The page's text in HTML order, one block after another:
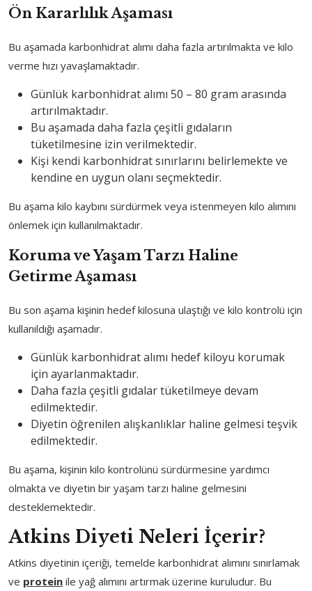
Ön Kararlılık Aşaması
Bu aşamada karbonhidrat alımı daha fazla artırılmakta ve kilo
verme hızı yavaşlamaktadır.
Günlük karbonhidrat alımı 50 – 80 gram arasında
artırılmaktadır.
Bu aşamada daha fazla çeşitli gıdaların
tüketilmesine izin verilmektedir.
Kişi kendi karbonhidrat sınırlarını belirlemekte ve
kendine en uygun olanı seçmektedir.
Bu aşama kilo kaybını sürdürmek veya istenmeyen kilo alımını
önlemek için kullanılmaktadır.
Koruma ve Yaşam Tarzı Haline
Getirme Aşaması
Bu son aşama kişinin hedef kilosuna ulaştığı ve kilo kontrolü için
kullanıldığı aşamadır.
Günlük karbonhidrat alımı hedef kiloyu korumak
için ayarlanmaktadır.
Daha fazla çeşitli gıdalar tüketilmeye devam
edilmektedir.
Diyetin öğrenilen alışkanlıklar haline gelmesi teşvik
edilmektedir.
Bu aşama, kişinin kilo kontrolünü sürdürmesine yardımcı
olmakta ve diyetin bir yaşam tarzı haline gelmesini
desteklemektedir.
Atkins Diyeti Neleri İçerir?
Atkins diyetinin içeriği, temelde karbonhidrat alımını sınırlamak
ve protein ile yağ alımını artırmak üzerine kuruludur. Bu